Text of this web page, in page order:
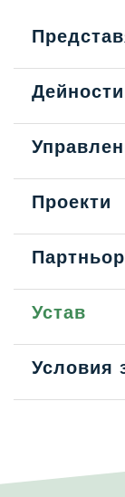
Дейности
Проекти
Устав
Условия